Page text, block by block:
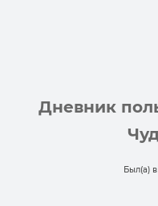
Дневник
Был(а)